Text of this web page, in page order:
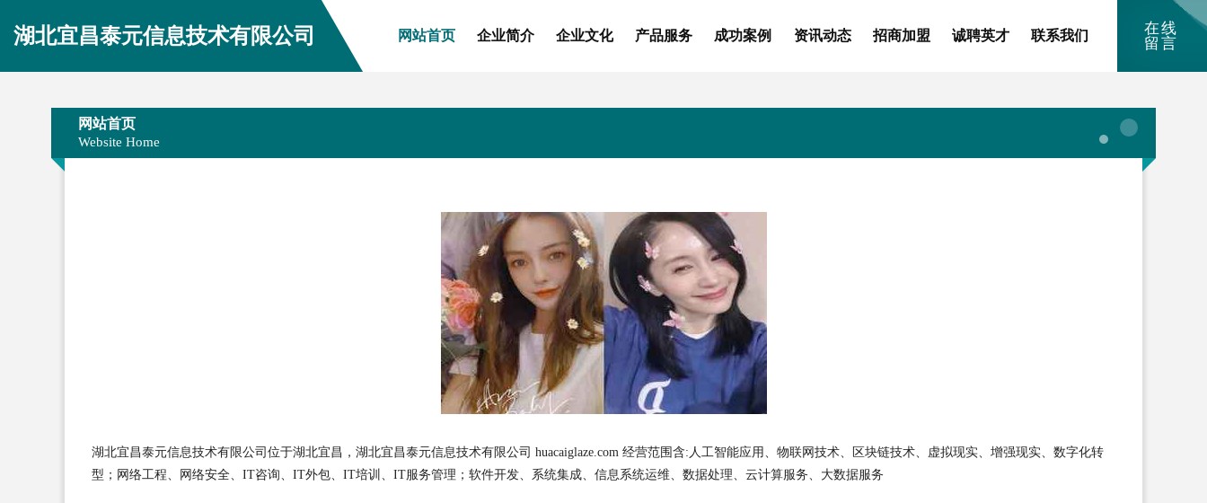
湖北宜昌泰元信息技术有限公司 网站首页 企业简介 企业文化 产品服务 成功案例 资讯动态 招商加盟 诚聘英才 联系我们
在线
留言
网站首页
Website Home
湖北宜昌泰元信息技术有限公司位于湖北宜昌，湖北宜昌泰元信息技术有限公司 huacaiglaze.com 经营范围含:人工智能应用、物联网技术、区块链技术、虚拟现实、增强现实、数字化转
型；网络工程、网络安全、IT咨询、IT外包、IT培训、IT服务管理；软件开发、系统集成、信息系统运维、数据处理、云计算服务、大数据服务